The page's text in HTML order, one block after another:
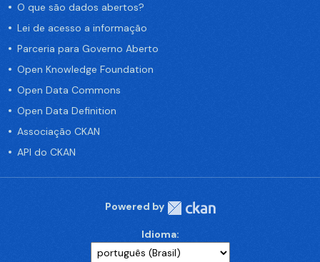
O que são dados abertos?
Lei de acesso a informação
Parceria para Governo Aberto
Open Knowledge Foundation
Open Data Commons
Open Data Definition
Associação CKAN
API do CKAN
Powered by
Idioma